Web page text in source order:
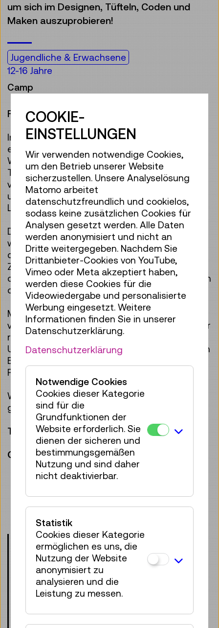
um sich im Designen, Tüfteln, Coden und
Maken auszuprobieren!
Jugendliche & Erwachsene
12-16 Jahre
Camp
Für Mädchen und junge Frauen
Im Zentrum des 5-tägigen Camps stehen die
eigene Idee und das eigene Projekt. Auf dem
Weg bis zur Umsetzung erlernen die
Teilnehmer:innen den Umgang mit
verschiedenen Programmen und
unterschiedlichen Geräten wie 3D-Drucker,
Lasercutter und Schneideplotter.
Dabei wird gezeigt und erfahrbar gemacht,
welche Möglichkeiten diese modernen
digitalen Fertigungsgeräte heute und in
Zukunft bieten. Am Ende der Woche erhalten
die Jugendlichen eine Teilnahmebestätigung, in
der ihre neuen Fähigkeiten beschrieben sind.
Mit diesen neuen Skills sind sie bestens
vorbereitet, um dastechLABauch während der
regulären Öffnungszeiten (Do–Fr 14:00–17:30
Uhr) weiter zu nutzen. Ein Team aus erfahrenen
Betreuer:innen begleitet die Gruppe durch das
Programm.
Wir freuen uns schon sehr auf das
gemeinsame Tüfteln!
Termin: 6.–10. Juli 2026
Organisatorische Details:
Montag bis Freitag, tägliches Programm
von 09:00–13:00 Uhr
Mit der Anmeldung erklärt der/die
Erziehungsberechtigte sich einverstanden,
dass sein/ihr Kind amMaker*SISTERS
Camp 2026 unter Betreuung des
Technischen Museums Wien teilnimmt
und akzeptiert die Teilnahmebedingungen.
Zudem dürfen Film- und Fotoaufnahmen
für Informations- und Werbezwecke vom
COOKIE-
EINSTELLUNGEN
Wir verwenden notwendige Cookies,
um den Betrieb unserer Website
sicherzustellen. Unsere Analyselösung
Matomo arbeitet
datenschutzfreundlich und cookielos,
sodass keine zusätzlichen Cookies für
Analysen gesetzt werden. Alle Daten
werden anonymisiert und nicht an
Dritte weitergegeben. Nachdem Sie
Drittanbieter-Cookies von YouTube,
Vimeo oder Meta akzeptiert haben,
werden diese Cookies für die
Videowiedergabe und personalisierte
Werbung eingesetzt. Weitere
Informationen finden Sie in unserer
Datenschutzerklärung.
Datenschutzerklärung
Notwendige Cookies
Cookies dieser Kategorie
sind für die
Grundfunktionen der
Website erforderlich. Sie
dienen der sicheren und
bestimmungsgemäßen
Nutzung und sind daher
nicht deaktivierbar.
Statistik
Cookies dieser Kategorie
ermöglichen es uns, die
Nutzung der Website
anonymisiert zu
analysieren und die
Leistung zu messen.